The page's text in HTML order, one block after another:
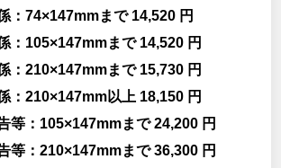
：74×147mmまで 14,520 円
：105×147mmまで 14,520 円
：210×147mmまで 15,730 円
：210×147mm以上 18,150 円
等：105×147mmまで 24,200 円
等：210×147mmまで 36,300 円